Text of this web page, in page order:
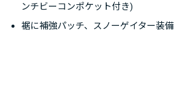
ンチビーコンポケット付き)
裾に補強パッチ、スノーゲイター装備